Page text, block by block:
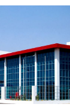
تفشي.